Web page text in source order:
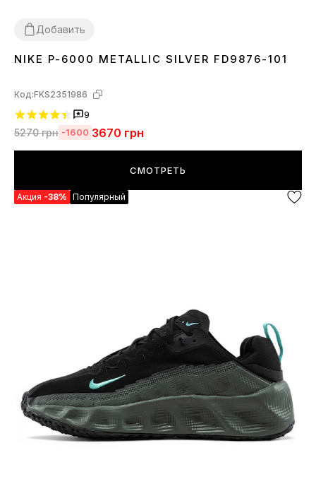
Добавить
3637 38 3940 41 42
NIKE P-6000 METALLIC SILVER FD9876-101
Код:FKS2351986
9
5270грн -1600 3670 грн
СМОТРЕТЬ
Акция -38% Популярный